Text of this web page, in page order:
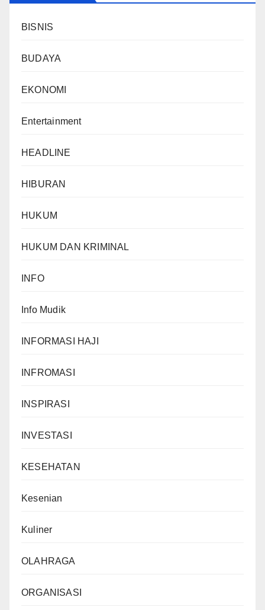
BISNIS
BUDAYA
EKONOMI
Entertainment
HEADLINE
HIBURAN
HUKUM
HUKUM DAN KRIMINAL
INFO
Info Mudik
INFORMASI HAJI
INFROMASI
INSPIRASI
INVESTASI
KESEHATAN
Kesenian
Kuliner
OLAHRAGA
ORGANISASI